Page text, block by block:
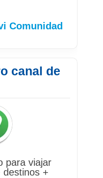
Comunidad
canal de
para viajar
destinos +